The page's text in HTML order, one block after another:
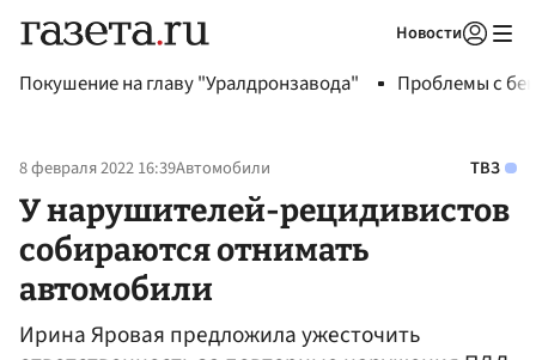
Новости
Покушение на главу "Уралдронзавода" Проблемы с
8 февраля 2022 16:39Автомобили ТВЗ
У нарушителей-рецидивистов
собираются отнимать
автомобили
Ирина Яровая предложила ужесточить